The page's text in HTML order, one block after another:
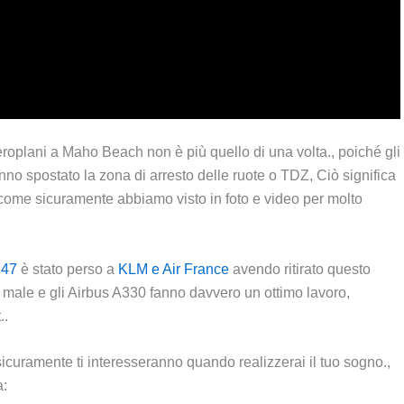
a Maho Beach non è più quello di una volta., poiché gli
spostato la zona di arresto delle ruote o TDZ, Ciò significa
sicuramente abbiamo visto in foto e video per molto
è stato perso a KLM e Air France avendo ritirato questo
e gli Airbus A330 fanno davvero un ottimo lavoro,
ti interesseranno quando realizzerai il tuo sogno.,